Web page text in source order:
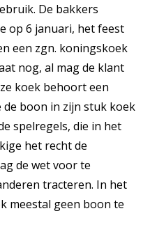
De bakkers
op 6 januari, het feest
een zgn. koningskoek
nog, al mag de klant
koek behoort een
boon in zijn stuk koek
spelregels, die in het
het recht de
de wet voor te
tracteren. In het
meestal geen boon te